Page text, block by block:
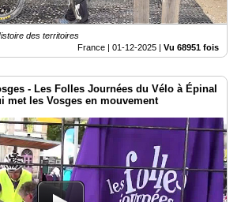
des territoires
France | 01-12-2025 Vu 68951 fois
- Les Folles Journées du Vélo à Épinal
met les Vosges en mouvement